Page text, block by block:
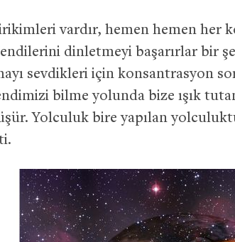
vardır, hemen hemen her
dinletmeyi başarırlar bir
sevdikleri için konsantrasyon
bilme yolunda bize ışık
Yolculuk bire yapılan